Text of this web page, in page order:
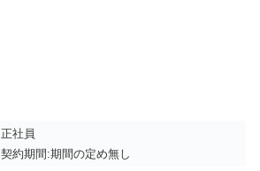
正社員
契約期間:期間の定め無し